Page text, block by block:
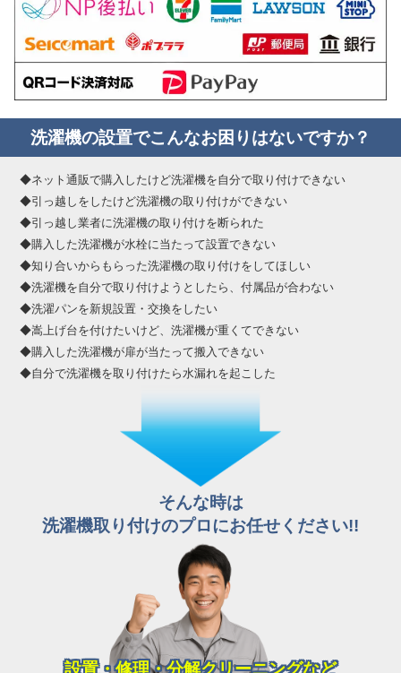
洗濯機の設置でこんなお困りはないですか？
◆ネット通販で購入したけど洗濯機を自分で取り付けできない
◆引っ越しをしたけど洗濯機の取り付けができない
◆引っ越し業者に洗濯機の取り付けを断られた
◆購入した洗濯機が水栓に当たって設置できない
◆知り合いからもらった洗濯機の取り付けをしてほしい
◆洗濯機を自分で取り付けようとしたら、付属品が合わない
◆洗濯パンを新規設置・交換をしたい
◆嵩上げ台を付けたいけど、洗濯機が重くてできない
◆購入した洗濯機が扉が当たって搬入できない
◆自分で洗濯機を取り付けたら水漏れを起こした
そんな時は
洗濯機取り付けのプロにお任せください!!
設置・修理・分解クリーニングなど